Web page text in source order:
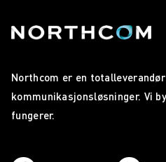
Northcom er en
kommunikasjonsløsninger. Vi
fungerer.